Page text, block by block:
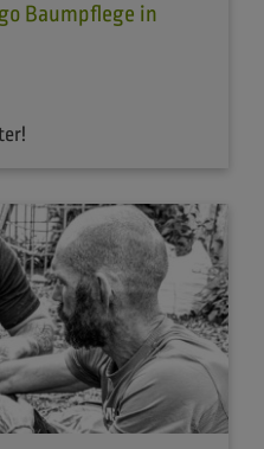
Baumpflege in